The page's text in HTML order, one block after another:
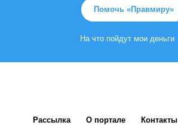
Помочь «Правмиру»
На что пойдут мои деньги
Рассылка О портале Контакты